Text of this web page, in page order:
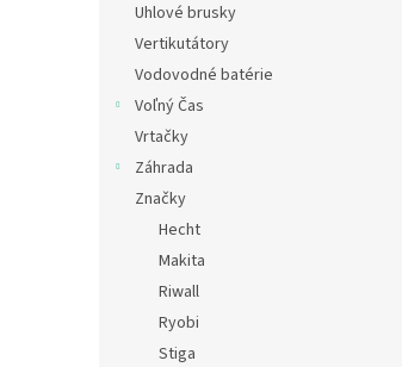
Uhlové brusky
Vertikutátory
Vodovodné batérie
Voľný Čas
Vrtačky
Záhrada
Značky
Hecht
Makita
Riwall
Ryobi
Stiga